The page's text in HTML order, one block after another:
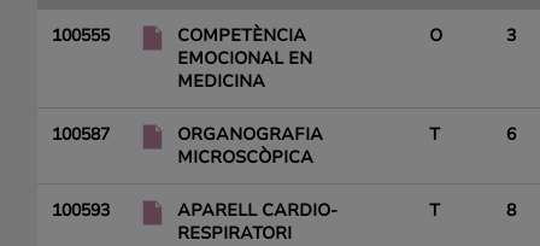
100555
COMPETÈNCIA
EMOCIONAL EN
MEDICINA
O 3
100587
ORGANOGRAFIA
MICROSCÒPICA
T 6
100593
APARELL CARDIO-
RESPIRATORI
T 8